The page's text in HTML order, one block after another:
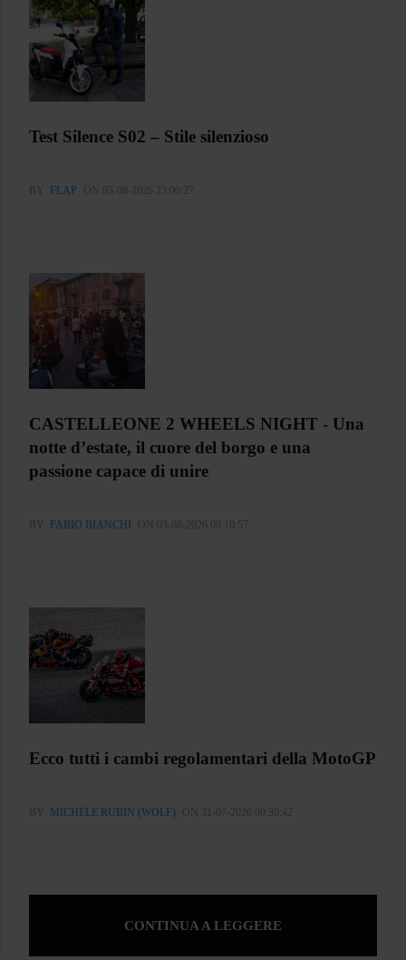
Test Silence S02 – Stile silenzioso
BY FLAP ON 03-08-2026 23:00:27
CASTELLEONE 2 WHEELS NIGHT - Una
notte d’estate, il cuore del borgo e una
passione capace di unire
BY FABIO BIANCHI ON 03-08-2026 08:10:57
Ecco tutti i cambi regolamentari della MotoGP
BY MICHELE RUBIN (WOLF) ON 31-07-2026 00:30:42
CONTINUA A LEGGERE